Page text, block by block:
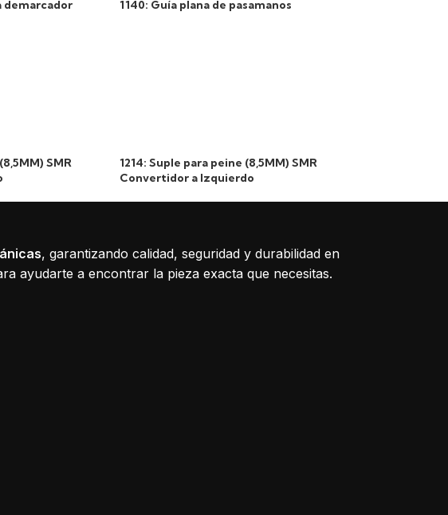
demarcador
1140: Guía plana de pasamanos
SMR
1214: Suple para peine (8,5MM) SMR
Convertidor a Izquierdo
, garantizando calidad, seguridad y durabilidad en
ayudarte a encontrar la pieza exacta que necesitas.